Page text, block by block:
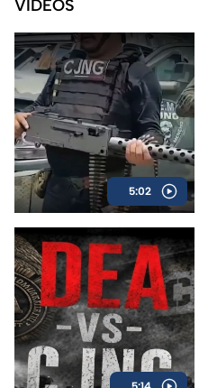
VIDEOS
5:02